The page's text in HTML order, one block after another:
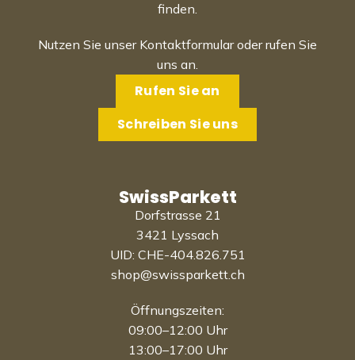
finden.
Nutzen Sie unser Kontaktformular oder rufen Sie
uns an.
Rufen Sie an
Schreiben Sie uns
SwissParkett
Dorfstrasse 21
3421 Lyssach
UID: CHE-404.826.751
shop@swissparkett.ch
Öffnungszeiten:
09:00–12:00 Uhr
13:00–17:00 Uhr